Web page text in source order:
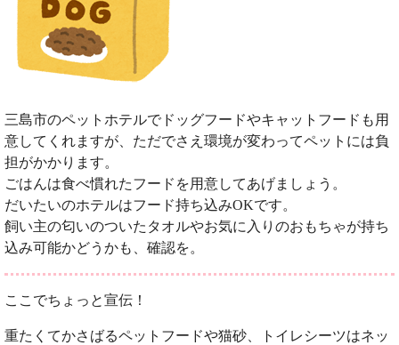
三島市のペットホテルでドッグフードやキャットフードも用
意してくれますが、ただでさえ環境が変わってペットには負
担がかかります。
ごはんは食べ慣れたフードを用意してあげましょう。
だいたいのホテルはフード持ち込みOKです。
飼い主の匂いのついたタオルやお気に入りのおもちゃが持ち
込み可能かどうかも、確認を。
ここでちょっと宣伝！
重たくてかさばるペットフードや猫砂、トイレシーツはネッ